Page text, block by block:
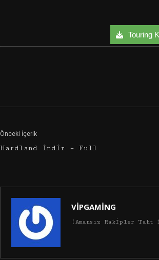
Touring
Önceki İçerik
Hardland İndir – Full
VİPGAMİNG
(Amansız Rakipler Taht